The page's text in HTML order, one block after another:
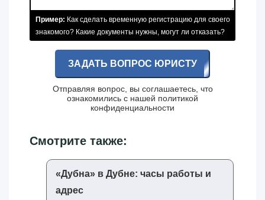
Пример: Как сделать временную регистрацию для своего
знакомого? Какие документы нужны, могут ли отказать?
ЗАДАТЬ ВОПРОС ЮРИСТУ
Отправляя вопрос, вы соглашаетесь, что
ознакомились с нашей политикой
конфиденциальности
Смотрите также:
«‎Дубна»‎ в Дубне: часы работы и
адрес